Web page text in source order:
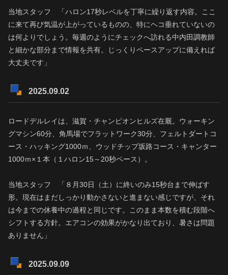
当地スタッフ 「ハロン17秒レベルを丁寧に繰り返す内容。ここ
に来て再び気温が上がっているものの、特にヘコ垂れていないの
は何よりでしょう。毎週のようにチェックへ訪れる中内田調教師
と細かな部分まで情報を共有。じっくりペースアップに備えれば
大丈夫です」
2025.09.02
ロードデルレイは、滋賀・チャンピオンヒルズ在厩。ウォーキン
グマシン60分、角馬場でフラットワーク30分、フェルトダートコ
ース・ハッキング1000ｍ、ウッドチップ坂路コース・キャンター
1000ｍ×１本（１ハロン15～20秒ペース）。
当地スタッフ 「８月30日（土）に終いのみ15秒台まで伸ばす
形。現在はまだしっかり動かさないと進まない感じですが、それ
は今までの休養中の過程と同じです。このまま本数を積む段階へ
シフトする方針。エアコンの効果がかなり出ており、暑さは問題
ありません」
2025.09.09